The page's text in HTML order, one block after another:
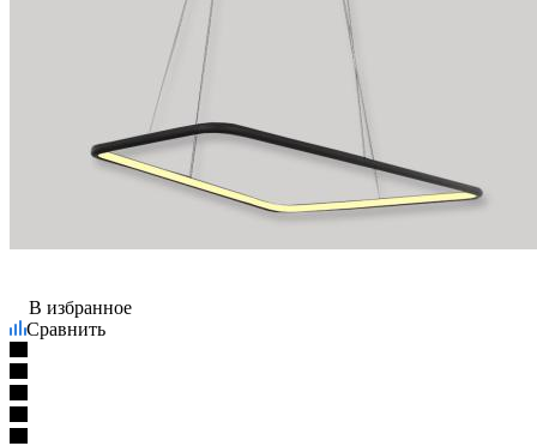
В избранное
Сравнить